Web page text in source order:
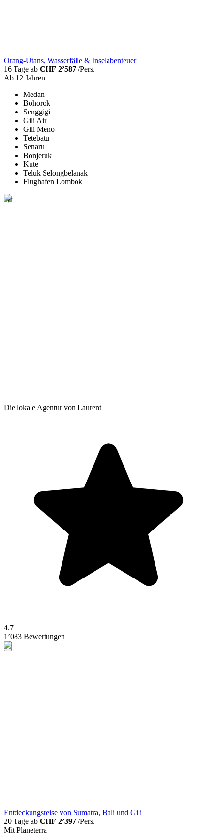
Orang-Utans, Wasserfälle & Inselabenteuer
16 Tage ab CHF 2’587 /Pers.
Ab 12 Jahren
Medan
Bohorok
Senggigi
Gili Air
Gili Meno
Tetebatu
Senaru
Bonjeruk
Kute
Teluk Selongbelanak
Flughafen Lombok
Die lokale Agentur von Laurent
4.7
1’083 Bewertungen
Entdeckungsreise von Sumatra, Bali und Gili
20 Tage ab CHF 2’397 /Pers.
Mit Planeterra